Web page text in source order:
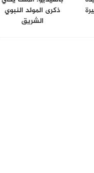
ذكرى المولد النبوي
الشريق